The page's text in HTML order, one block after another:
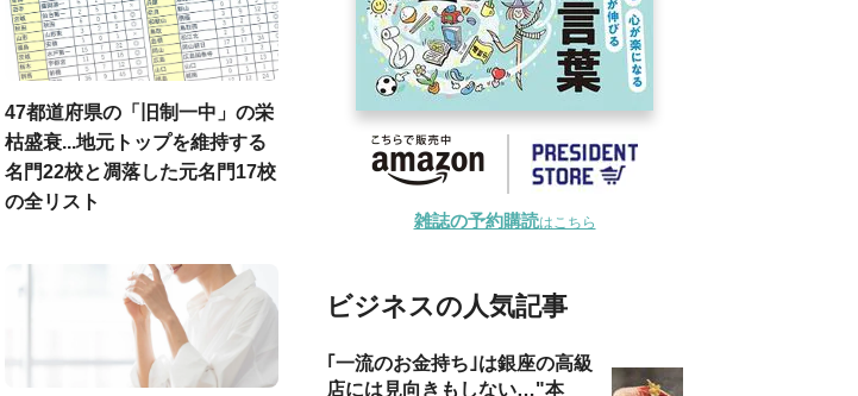
47都道府県の「旧制一中」の栄
枯盛衰...地元トップを維持する
名門22校と凋落した元名門17校
の全リスト
雑誌の予約購読はこちら
ビジネスの人気記事
｢一流のお金持ち｣は銀座の高級
店には見向きもしない…"本